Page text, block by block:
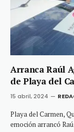
Arranca Raúl
de Playa del
15 abril, 2024
Playa del Carmen,
emoción arrancó